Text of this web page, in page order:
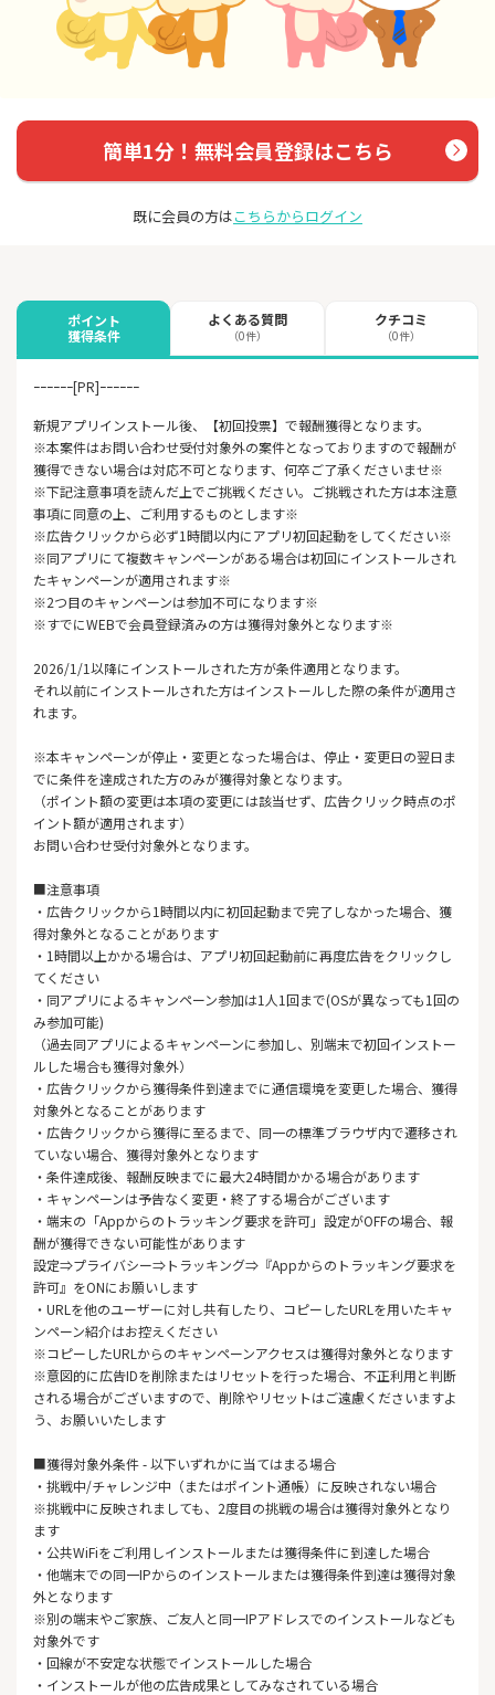
簡単1分！無料会員登録はこちら
既に会員の方はこちらからログイン
ポイント
獲得条件
よくある質問
（0件）
クチコミ
（0件）
ｰｰｰｰｰｰ[PR]ｰｰｰｰｰｰ
新規アプリインストール後、【初回投票】で報酬獲得となります。
※本案件はお問い合わせ受付対象外の案件となっておりますので報酬が
獲得できない場合は対応不可となります、何卒ご了承くださいませ※
※下記注意事項を読んだ上でご挑戦ください。ご挑戦された方は本注意
事項に同意の上、ご利用するものとします※
※広告クリックから必ず1時間以内にアプリ初回起動をしてください※
※同アプリにて複数キャンペーンがある場合は初回にインストールされ
たキャンペーンが適用されます※
※2つ目のキャンペーンは参加不可になります※
※すでにWEBで会員登録済みの方は獲得対象外となります※
2026/1/1以降にインストールされた方が条件適用となります。
それ以前にインストールされた方はインストールした際の条件が適用さ
れます。
※本キャンペーンが停止・変更となった場合は、停止・変更日の翌日ま
でに条件を達成された方のみが獲得対象となります。
（ポイント額の変更は本項の変更には該当せず、広告クリック時点のポ
イント額が適用されます）
お問い合わせ受付対象外となります。
■注意事項
・広告クリックから1時間以内に初回起動まで完了しなかった場合、獲
得対象外となることがあります
・1時間以上かかる場合は、アプリ初回起動前に再度広告をクリックし
てください
・同アプリによるキャンペーン参加は1人1回まで(OSが異なっても1回の
み参加可能)
（過去同アプリによるキャンペーンに参加し、別端末で初回インストー
ルした場合も獲得対象外）
・広告クリックから獲得条件到達までに通信環境を変更した場合、獲得
対象外となることがあります
・広告クリックから獲得に至るまで、同一の標準ブラウザ内で遷移され
ていない場合、獲得対象外となります
・条件達成後、報酬反映までに最大24時間かかる場合があります
・キャンペーンは予告なく変更・終了する場合がございます
・端末の「Appからのトラッキング要求を許可」設定がOFFの場合、報
酬が獲得できない可能性があります
設定⇒プライバシー⇒トラッキング⇒『Appからのトラッキング要求を
許可』をONにお願いします
・URLを他のユーザーに対し共有したり、コピーしたURLを用いたキャ
ンペーン紹介はお控えください
※コピーしたURLからのキャンペーンアクセスは獲得対象外となります
※意図的に広告IDを削除またはリセットを行った場合、不正利用と判断
される場合がございますので、削除やリセットはご遠慮くださいますよ
う、お願いいたします
■獲得対象外条件 - 以下いずれかに当てはまる場合
・挑戦中/チャレンジ中（またはポイント通帳）に反映されない場合
※挑戦中に反映されましても、2度目の挑戦の場合は獲得対象外となり
ます
・公共WiFiをご利用しインストールまたは獲得条件に到達した場合
・他端末での同一IPからのインストールまたは獲得条件到達は獲得対象
外となります
※別の端末やご家族、ご友人と同一IPアドレスでのインストールなども
対象外です
・回線が不安定な状態でインストールした場合
・インストールが他の広告成果としてみなされている場合